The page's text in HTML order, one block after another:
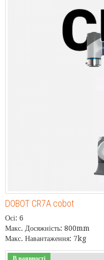
DOBOT CR7A cobot
Осі: 6
Макс. Досяжність: 800mm
Макс. Навантаження: 7kg
В наявності